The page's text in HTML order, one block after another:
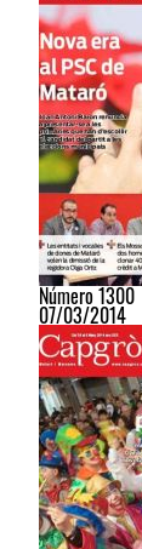
Número 1300
07/03/2014